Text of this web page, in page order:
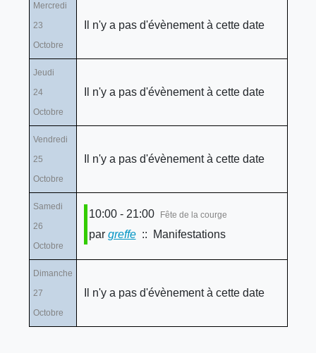
Mercredi
23
Octobre
Il n'y a pas d'évènement à cette date
Jeudi
24
Octobre
Il n'y a pas d'évènement à cette date
Vendredi
25
Octobre
Il n'y a pas d'évènement à cette date
Samedi
26
Octobre
10:00 - 21:00 Fête de la courge
par greffe:: Manifestations
Dimanche
27
Octobre
Il n'y a pas d'évènement à cette date